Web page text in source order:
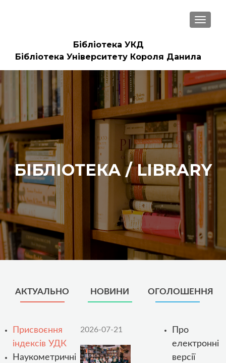
Бібліотека УКД
Бібліотека Університету Короля Данила
БІБЛІОТЕКА / LIBRARY
АКТУАЛЬНО
Присвоєння
індексів УДК
Наукометричні
НОВИНИ
2026-07-21
ОГОЛОШЕННЯ
Про
електронні
версії